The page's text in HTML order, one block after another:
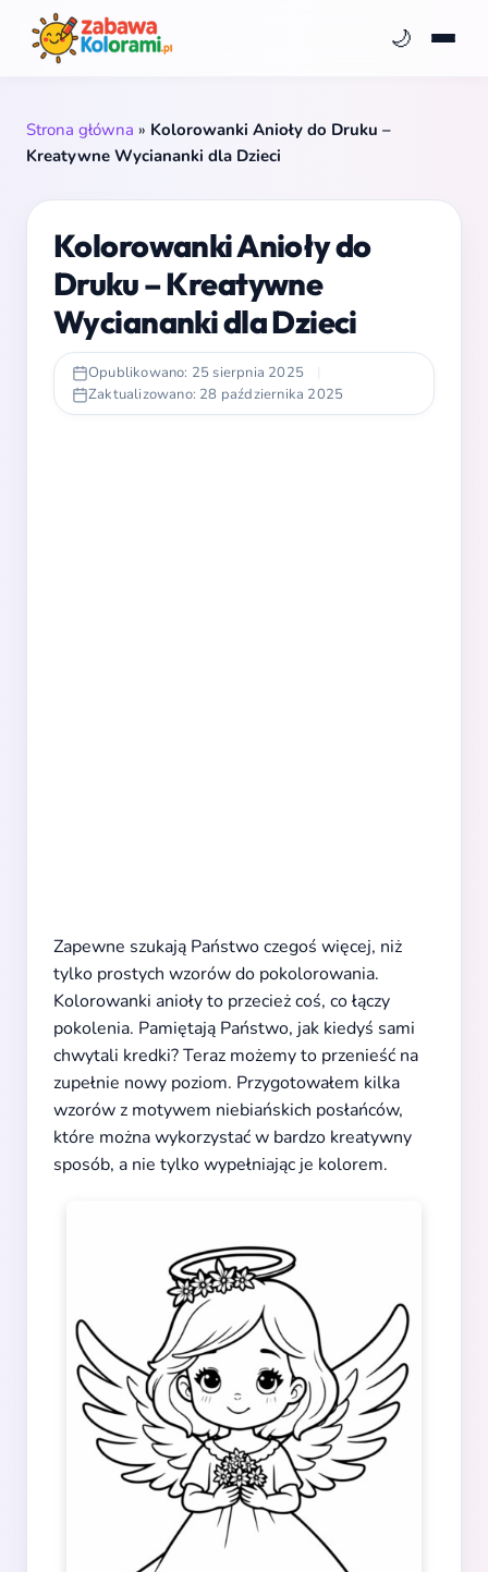
🌙
Strona główna » Kolorowanki Anioły do Druku –
Kreatywne Wyciananki dla Dzieci
Kolorowanki Anioły do
Druku – Kreatywne
Wyciananki dla Dzieci
Opublikowano: 25 sierpnia 2025
|
Zaktualizowano: 28 października 2025
Zapewne szukają Państwo czegoś więcej, niż
tylko prostych wzorów do pokolorowania.
Kolorowanki anioły to przecież coś, co łączy
pokolenia. Pamiętają Państwo, jak kiedyś sami
chwytali kredki? Teraz możemy to przenieść na
zupełnie nowy poziom. Przygotowałem kilka
wzorów z motywem niebiańskich posłańców,
które można wykorzystać w bardzo kreatywny
sposób, a nie tylko wypełniając je kolorem.